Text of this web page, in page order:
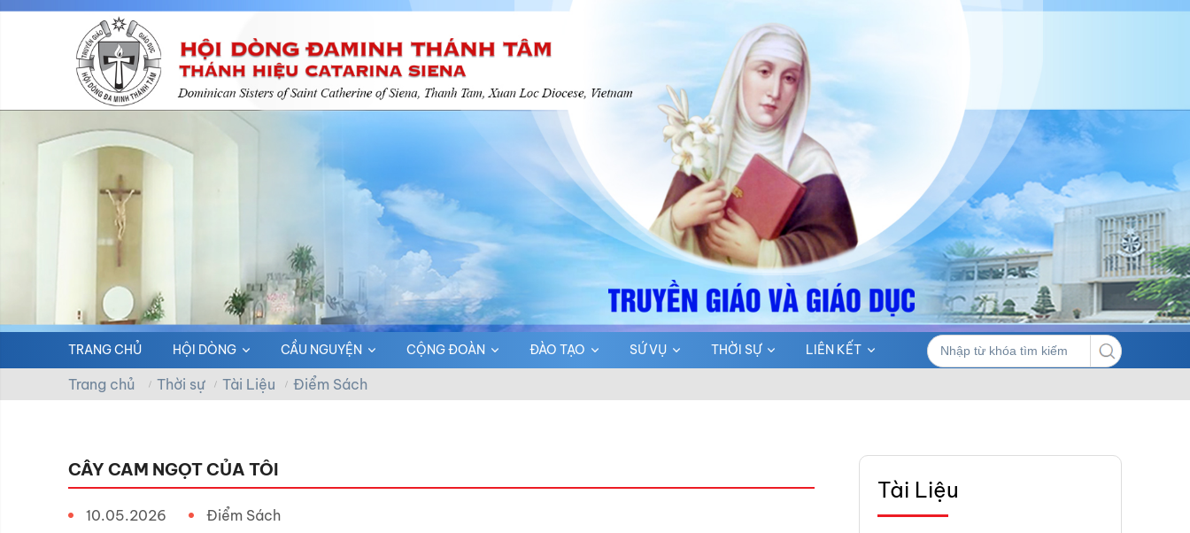
TRANG CHỦ HỘI DÒNG CẦU NGUYỆN CỘNG ĐOÀN ĐÀO TẠO SỨ VỤ THỜI SỰ LIÊN KẾT
Trang chủ Thời sự Tài Liệu Điểm Sách
CÂY CAM NGỌT CỦA TÔI
10.05.2026
Điểm Sách
Tài Liệu